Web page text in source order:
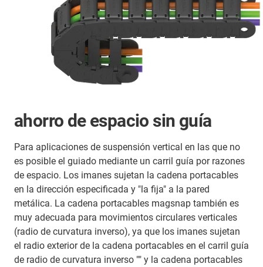
ahorro de espacio sin guía
Para aplicaciones de suspensión vertical en las que no
es posible el guiado mediante un carril guía por razones
de espacio. Los imanes sujetan la cadena portacables
en la dirección especificada y "la fija" a la pared
metálica. La cadena portacables magsnap también es
muy adecuada para movimientos circulares verticales
(radio de curvatura inverso), ya que los imanes sujetan
el radio exterior de la cadena portacables en el carril guía
de radio de curvatura inverso "" y la cadena portacables